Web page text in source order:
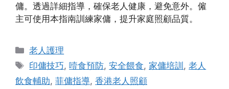
傭。透過詳細指導，確保老人健康，避免意外。僱
主可使用本指南訓練家傭，提升家庭照顧品質。
Categories
老人護理
Tags
印傭技巧,噎食預防,安全餵食, 家傭培訓 ,老人
飲食輔助, 菲傭指導, 香港老人照顧